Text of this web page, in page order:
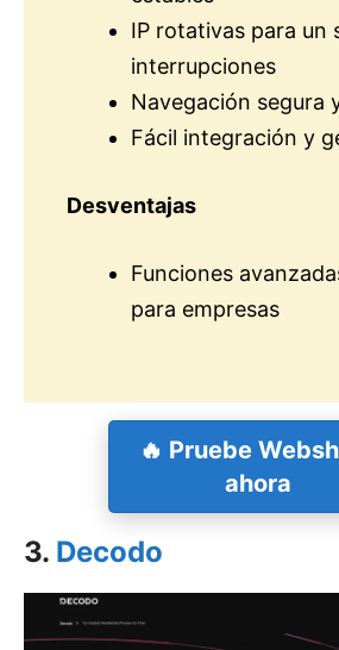
IP rotativas para un
interrupciones
Navegación segura
Fácil integración y
Desventajas
Funciones
para empresas
🔥 Pruebe
ahora
3. Decodo